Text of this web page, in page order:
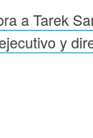
a Tarek
y